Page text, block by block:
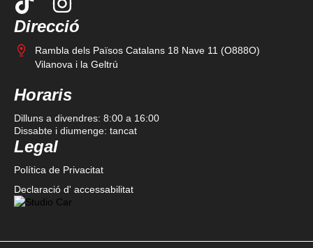
Direcció
Rambla dels Països Catalans 18 Nave 11 (O888O)
Vilanova i la Geltrú
Horaris
Dilluns a divendres: 8:00 a 16:00
Dissabte i diumenge: tancat
Legal
Política de Privacitat
Declaració d' accessabilitat